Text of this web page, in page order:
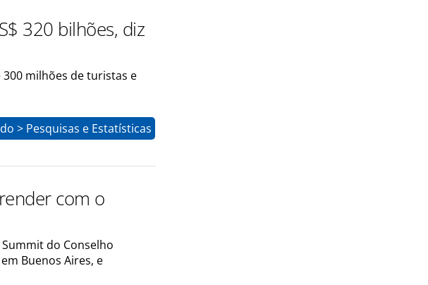
320 bilhões, diz
milhões de turistas e
> Pesquisas e Estatísticas
com o
do Conselho
Buenos Aires, e